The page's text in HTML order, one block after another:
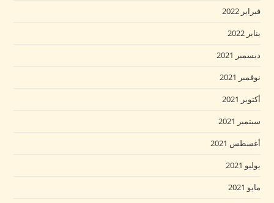
فبراير 2022
يناير 2022
ديسمبر 2021
نوفمبر 2021
أكتوبر 2021
سبتمبر 2021
أغسطس 2021
يوليو 2021
مايو 2021